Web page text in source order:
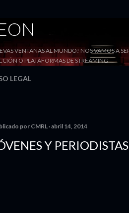
VENTANAS AL MUNDO! NOS VAMOS A
O PLATAFORMAS DE STREAMING
LEGAL
por CMRL abril 14, 2014
Y